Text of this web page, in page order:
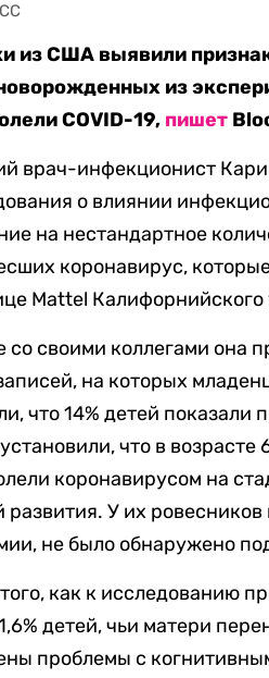
из США выявили
из
COVID-19, пишет
врач-инфекционист
о влиянии
на нестандартное
коронавирус,
Mattel
со своими коллегами она
на которых
что 14% детей
что в
коронавирусом на
развития. У их
не было обнаружено
как к исследованию
детей, чьи матери
проблемы с